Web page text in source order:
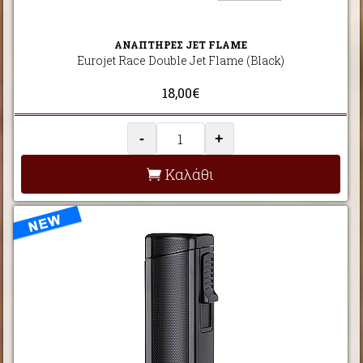
ΑΝΑΠΤΗΡΕΣ JET FLAME
Eurojet Race Double Jet Flame (Black)
18,00€
- +
Καλάθι